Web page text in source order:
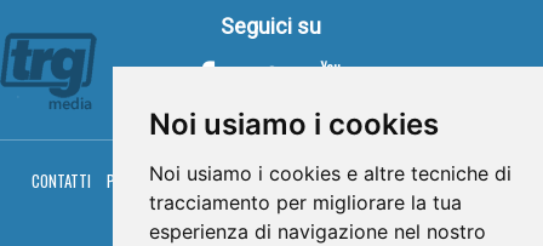
Noi usiamo i cookies
Noi usiamo i cookies e altre tecniche di
tracciamento per migliorare la tua
esperienza di navigazione nel nostro
Seguici su
CONTATTI PRIVACY COOKIES PALINSESTO DIRETTA TV
DIRETTA RADIO
RGM HITRADIO
© TRG Media 2005-2026